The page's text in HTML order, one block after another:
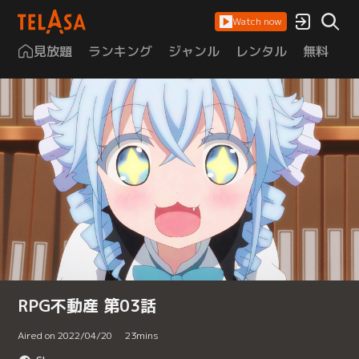
Watch now
見放題 ランキング ジャンル レンタル 無料
RPG不動産 第03話
Aired on 2022/04/20 23mins